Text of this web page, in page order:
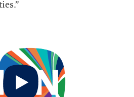
Start
video